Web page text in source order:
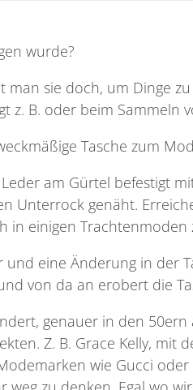
wurde?
man sie doch, um Dinge
z. B. oder beim Sammeln
Tasche zum
am Gürtel befestigt
Unterrock genäht.
in einigen Trachtenmoden
eine Änderung in der
von da an erobert die
genauer in den 50ern
Z. B. Grace Kelly, mit
wie Gucci